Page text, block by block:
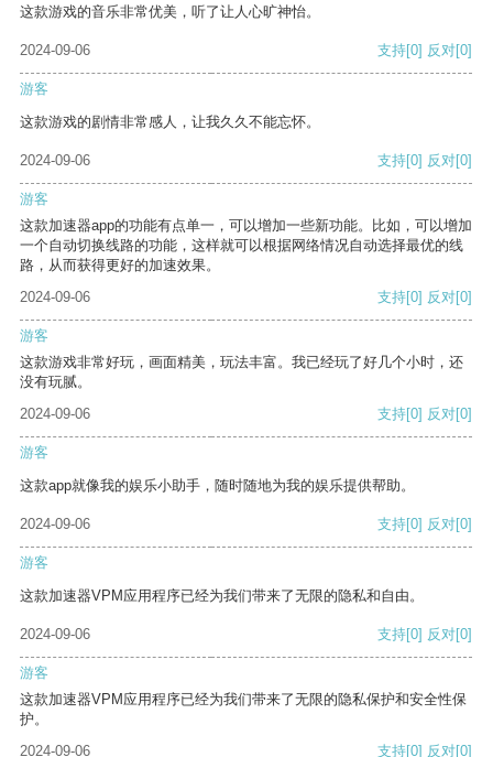
这款游戏的音乐非常优美，听了让人心旷神怡。
2024-09-06 支持[0] 反对[0]
游客
这款游戏的剧情非常感人，让我久久不能忘怀。
2024-09-06 支持[0] 反对[0]
游客
这款加速器app的功能有点单一，可以增加一些新功能。比如，可以增加
一个自动切换线路的功能，这样就可以根据网络情况自动选择最优的线
路，从而获得更好的加速效果。
2024-09-06
支持[0] 反对[0]
游客
这款游戏非常好玩，画面精美，玩法丰富。我已经玩了好几个小时，还
没有玩腻。
2024-09-06
支持[0] 反对[0]
游客
这款app就像我的娱乐小助手，随时随地为我的娱乐提供帮助。
2024-09-06 支持[0] 反对[0]
游客
这款加速器VPM应用程序已经为我们带来了无限的隐私和自由。
2024-09-06 支持[0] 反对[0]
游客
这款加速器VPM应用程序已经为我们带来了无限的隐私保护和安全性保
护。
2024-09-06
支持[0] 反对[0]